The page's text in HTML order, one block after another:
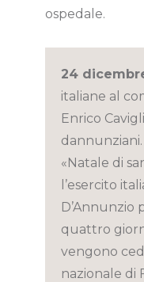
ospedale.
24
italiane al
Enrico
«Natale di
l’esercito
D’Annunzio
quattro
vengono
nazionale di